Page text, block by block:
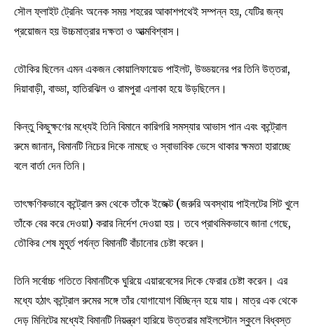
সৌল ফ্লাইট ট্রেনিং অনেক সময় শহরের আকাশপথেই সম্পন্ন হয়, যেটির জন্য
প্রয়োজন হয় উচ্চমাত্রার দক্ষতা ও আত্মবিশ্বাস।
তৌকির ছিলেন এমন একজন কোয়ালিফায়েড পাইলট, উড্ডয়নের পর তিনি উত্তরা,
দিয়াবাড়ী, বাড্ডা, হাতিরঝিল ও রামপুরা এলাকা হয়ে উড়ছিলেন।
কিন্তু কিছুক্ষণের মধ্যেই তিনি বিমানে কারিগরি সমস্যার আভাস পান এবং কন্ট্রোল
রুমে জানান, বিমানটি নিচের দিকে নামছে ও স্বাভাবিক ভেসে থাকার ক্ষমতা হারাচ্ছে
বলে বার্তা দেন তিনি।
তাৎক্ষণিকভাবে কন্ট্রোল রুম থেকে তাঁকে ইজেক্ট (জরুরি অবস্থায় পাইলটের সিট খুলে
তাঁকে বের করে দেওয়া) করার নির্দেশ দেওয়া হয়। তবে প্রাথমিকভাবে জানা গেছে,
তৌকির শেষ মুহূর্ত পর্যন্ত বিমানটি বাঁচানোর চেষ্টা করেন।
তিনি সর্বোচ্চ গতিতে বিমানটিকে ঘুরিয়ে এয়ারবেসের দিকে ফেরার চেষ্টা করেন। এর
মধ্যে হঠাৎ কন্ট্রোল রুমের সঙ্গে তাঁর যোগাযোগ বিচ্ছিন্ন হয়ে যায়। মাত্র এক থেকে
দেড় মিনিটের মধ্যেই বিমানটি নিয়ন্ত্রণ হারিয়ে উত্তরার মাইলস্টোন স্কুলে বিধ্বস্ত